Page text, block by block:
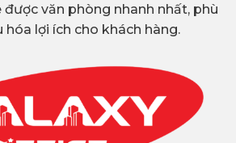
văn phòng nhanh nhất, phù
hóa lợi ích cho khách hàng.